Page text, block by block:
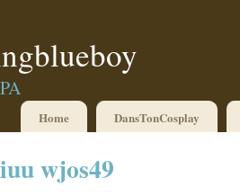
Home DansTonCosplay
wjos49